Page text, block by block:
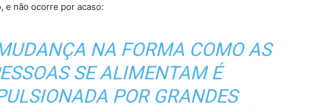
e não ocorre por acaso:
NA FORMA COMO AS
SE ALIMENTAM É
POR GRANDES